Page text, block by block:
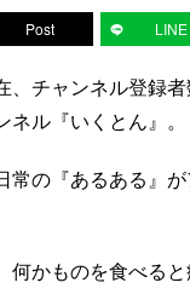
Post LINE
、チャンネル登録
ル『いくとん』。
常の『あるある』
かものを食べると